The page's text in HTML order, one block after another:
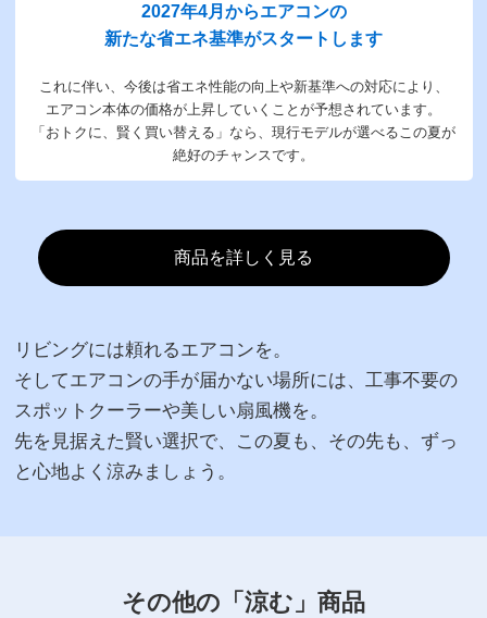
2027年4月からエアコンの
新たな省エネ基準がスタートします
これに伴い、今後は省エネ性能の向上や新基準への対応により、
エアコン本体の価格が上昇していくことが予想されています。
「おトクに、賢く買い替える」なら、現行モデルが選べるこの夏が
絶好のチャンスです。
商品を詳しく見る
リビングには頼れるエアコンを。
そしてエアコンの手が届かない場所には、工事不要の
スポットクーラーや美しい扇風機を。
先を見据えた賢い選択で、この夏も、その先も、ずっ
と心地よく涼みましょう。
その他の「涼む」商品